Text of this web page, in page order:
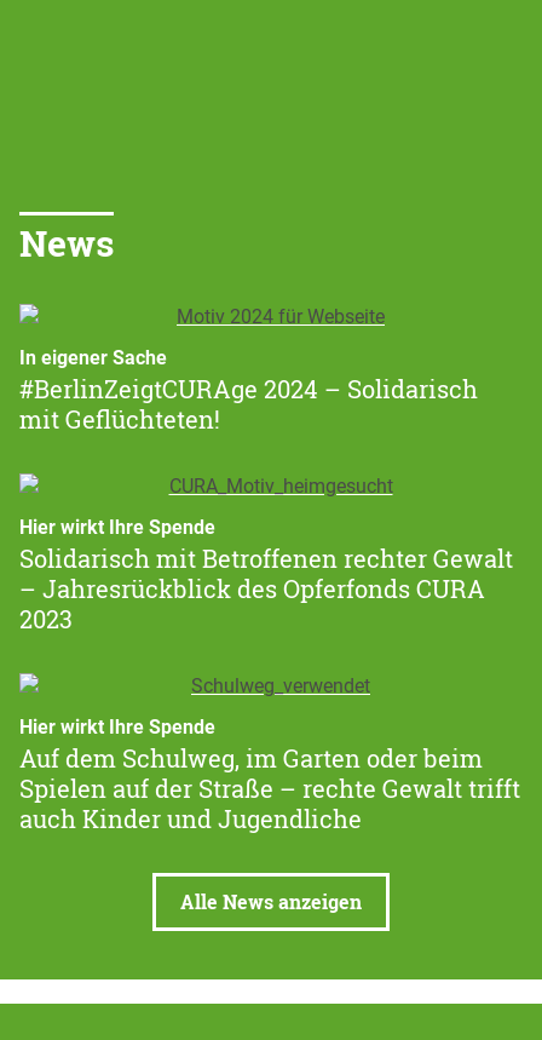
News
In eigener Sache
#BerlinZeigtCURAge 2024 – Solidarisch
mit Geflüchteten!
Hier wirkt Ihre Spende
Solidarisch mit Betroffenen rechter Gewalt
– Jahresrückblick des Opferfonds CURA
2023
Hier wirkt Ihre Spende
Auf dem Schulweg, im Garten oder beim
Spielen auf der Straße – rechte Gewalt trifft
auch Kinder und Jugendliche
Alle News anzeigen